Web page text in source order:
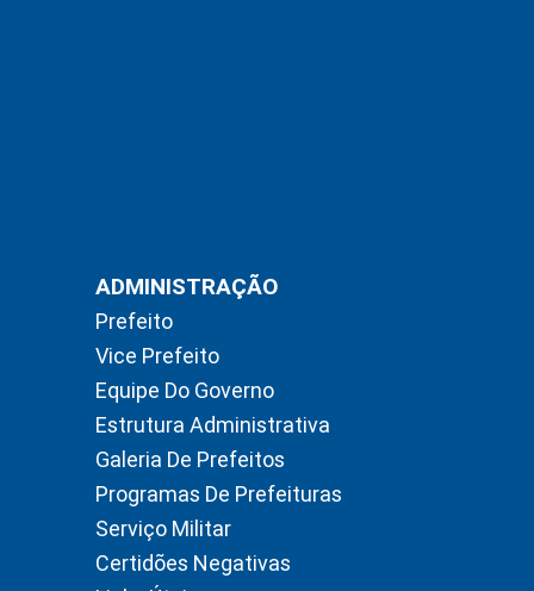
ADMINISTRAÇÃO
Prefeito
Vice Prefeito
Equipe Do Governo
Estrutura Administrativa
Galeria De Prefeitos
Programas De Prefeituras
Serviço Militar
Certidões Negativas